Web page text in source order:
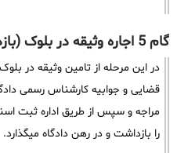
گام 5 اجاره وثیقه در بلوک (بازداشت سند)
در این مرحله از تامین وثیقه در
قضایی و جوابیه کارشناس رسمی
مراجه و سپس از طریق اداره ثبت
را بازداشت و در رهن دادگاه میگذارد.